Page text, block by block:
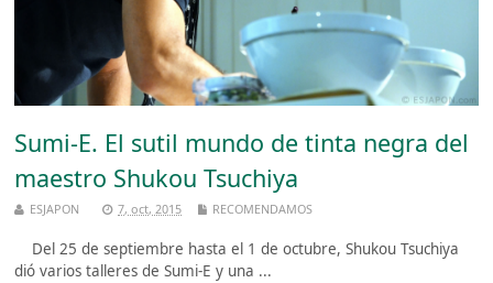
Sumi-E. El sutil mundo de tinta negra del
maestro Shukou Tsuchiya
ESJAPON 7, oct, 2015 RECOMENDAMOS
Del 25 de septiembre hasta el 1 de octubre, Shukou Tsuchiya
dió varios talleres de Sumi-E y una ...